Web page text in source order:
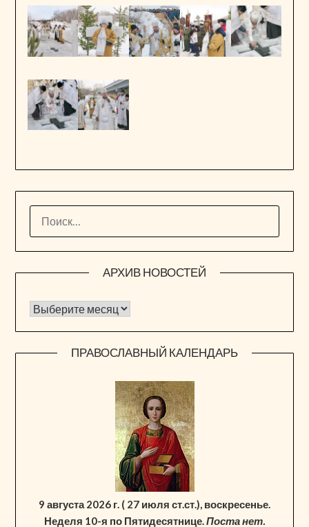
АРХИВ НОВОСТЕЙ
Архив новостей
ПРАВОСЛАВНЫЙ КАЛЕНДАРЬ
9 августа 2026 г. ( 27 июля ст.ст.), воскресенье.
Неделя 10-я по Пятидесятнице.Поста нет.